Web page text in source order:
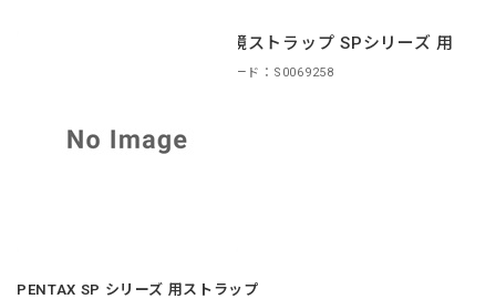
双眼鏡ストラップ SPシリーズ 用
商品コード：S0069258
PENTAX SP シリーズ 用ストラップ